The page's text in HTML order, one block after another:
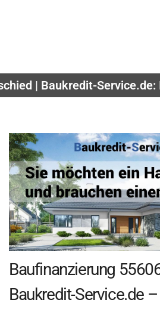
| Baukredit-
Baufinanzierung
Baukredit-Service.de